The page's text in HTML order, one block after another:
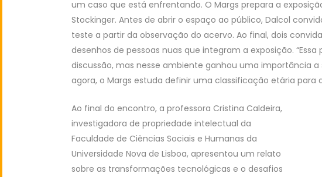
um caso que está enfrentando. O Margs prepara a
Stockinger. Antes de abrir o espaço ao público, Dalcol
teste a partir da observação do acervo. Ao final, dois
desenhos de pessoas nuas que integram a exposição.
discussão, mas nesse ambiente ganhou uma importância a
agora, o Margs estuda definir uma classificação etária para
Ao final do encontro, a professora Cristina Caldeira,
investigadora de propriedade intelectual da
Faculdade de Ciências Sociais e Humanas da
Universidade Nova de Lisboa, apresentou um relato
sobre as transformações tecnológicas e o desafios